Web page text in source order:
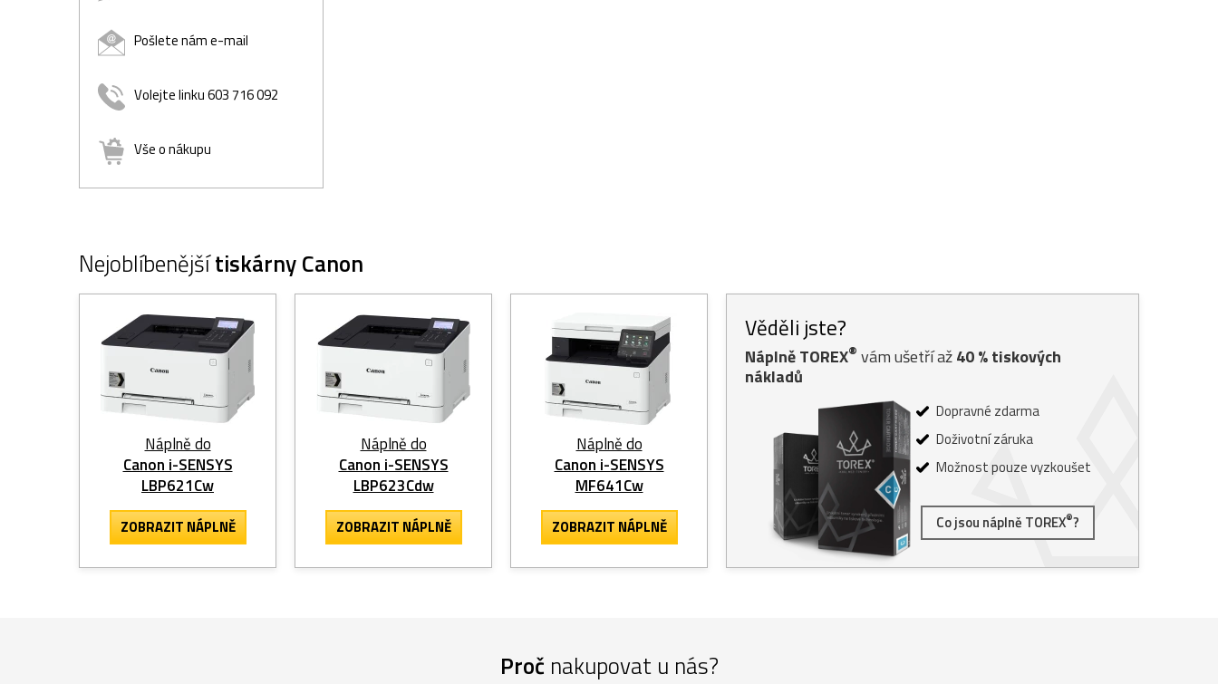
Pošlete nám e-mail
Volejte linku 603 716 092
Vše o nákupu
Nejoblíbenějšítiskárny Canon
Náplně do
Canon i-SENSYS
LBP621Cw
ZOBRAZITNÁPLNĚ
Náplně do
Canon i-SENSYS
LBP623Cdw
ZOBRAZITNÁPLNĚ
Náplně do
Canon i-SENSYS
MF641Cw
ZOBRAZITNÁPLNĚ
Věděli jste?
Náplně TOREX® vám ušetří až40% tiskových
nákladů
Dopravné zdarma
Doživotní záruka
Možnost pouze vyzkoušet
Co jsou náplně TOREX®?
Proč nakupovat u nás?